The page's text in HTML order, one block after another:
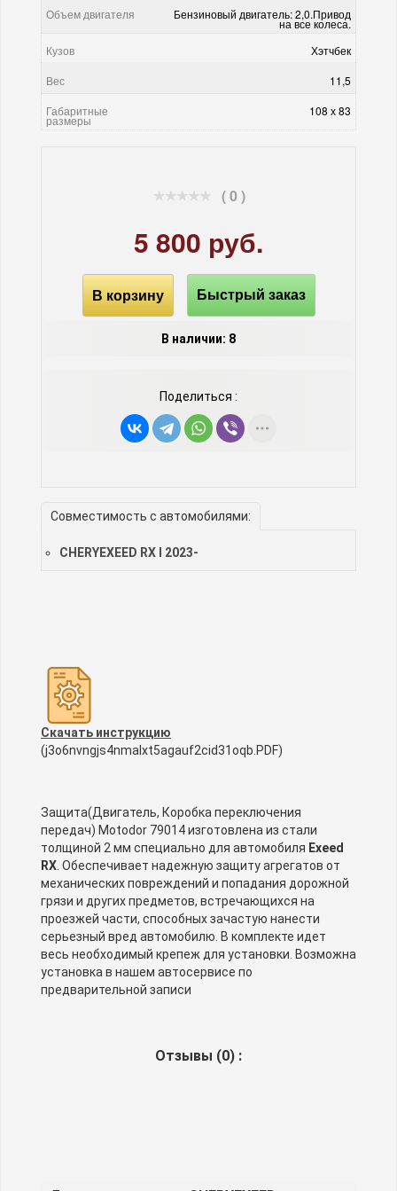
Объем двигателя
Бензиновый двигатель: 2,0.Привод
на все колеса.
Кузов
Хэтчбек
Вес
11,5
Габаритные
размеры
108 х 83
( 0 )
5 800 руб.
В корзину Быстрый заказ
В наличии: 8
Поделиться :
Совместимость с автомобилями:
CHERYEXEED RX I 2023-
Скачать инструкцию
(j3o6nvngjs4nmalxt5agauf2cid31oqb.PDF)
Защита(Двигатель, Коробка переключения
передач) Motodor 79014 изготовлена из стали
толщиной 2 мм специально для автомобиля Exeed
RX . Обеспечивает надежную защиту агрегатов от
механических повреждений и попадания дорожной
грязи и других предметов, встречающихся на
проезжей части, способных зачастую нанести
серьезный вред автомобилю. В комплекте идет
весь необходимый крепеж для установки. Возможна
установка в нашем автосервисе по
предварительной записи
Отзывы (0) :